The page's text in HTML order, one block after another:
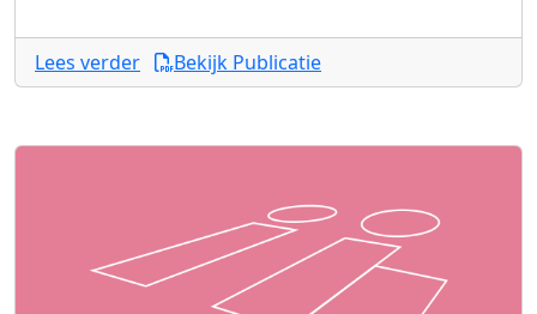
Lees verder Bekijk Publicatie